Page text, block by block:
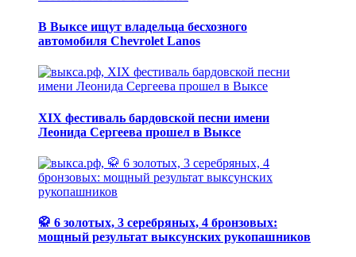
В Выксе ищут владельца бесхозного
автомобиля Chevrolet Lanos
XIX фестиваль бардовской песни имени
Леонида Сергеева прошел в Выксе
🥋 6 золотых, 3 серебряных, 4 бронзовых:
мощный результат выксунских рукопашников